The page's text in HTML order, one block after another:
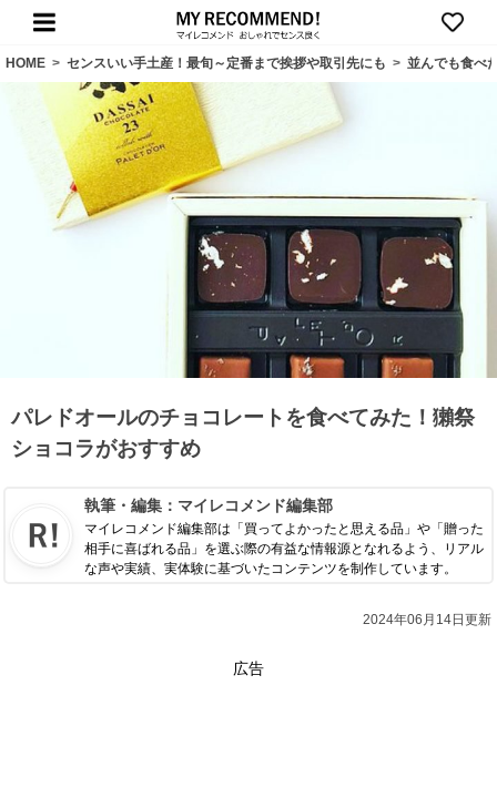
HOME > センスいい手土産！最旬～定番まで挨拶や取引先にも > 並んでも食べ
パレドオールのチョコレートを食べてみた！獺祭
ショコラがおすすめ
執筆・編集： マイレコメンド編集部
マイレコメンド編集部は「買ってよかったと思える品」や「贈った
相手に喜ばれる品」を選ぶ際の有益な情報源となれるよう、リアル
な声や実績、実体験に基づいたコンテンツを制作しています。
2024年06月14日更新
広告